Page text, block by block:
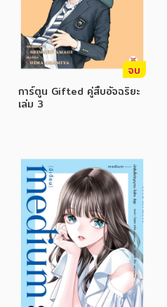
จบ
การ์ตูน Gifted คู่สืบอัจฉริยะ
เล่ม 3